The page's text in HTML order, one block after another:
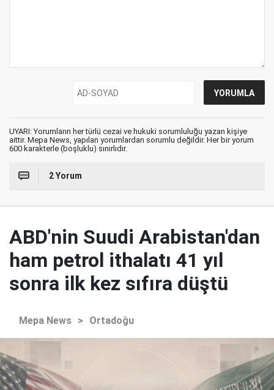
UYARI: Yorumların her türlü cezai ve hukuki sorumluluğu yazan kişiye
aittir. Mepa News, yapılan yorumlardan sorumlu değildir. Her bir yorum
600 karakterle (boşluklu) sınırlıdır.
2 Yorum
ABD'nin Suudi Arabistan'dan
ham petrol ithalatı 41 yıl
sonra ilk kez sıfıra düştü
Mepa News > Ortadoğu